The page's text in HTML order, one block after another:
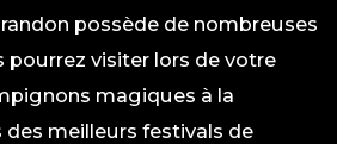
possède de nombreuses
visiter lors de votre
magiques à la
des meilleurs festivals de